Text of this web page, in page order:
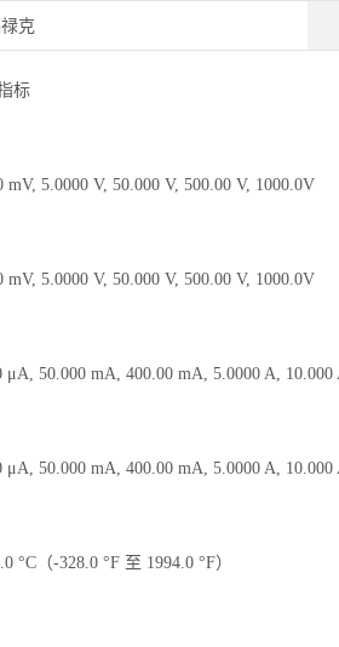
克
标
5.0000 V, 50.000 V, 500.00 V, 1000.0V
5.0000 V, 50.000 V, 500.00 V, 1000.0V
50.000 mA, 400.00 mA, 5.0000 A, 10.000
50.000 mA, 400.00 mA, 5.0000 A, 10.000
（-328.0 °F 至 1994.0 °F）